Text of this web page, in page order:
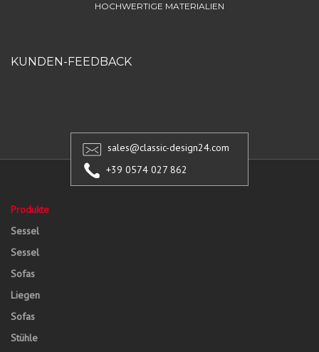
HOCHWERTIGE MATERIALIEN
KUNDEN-FEEDBACK
sales@classic-design24.com
+39 0574 027 862
Produkte
Sessel
Sessel
Sofas
Liegen
Sofas
Stühle